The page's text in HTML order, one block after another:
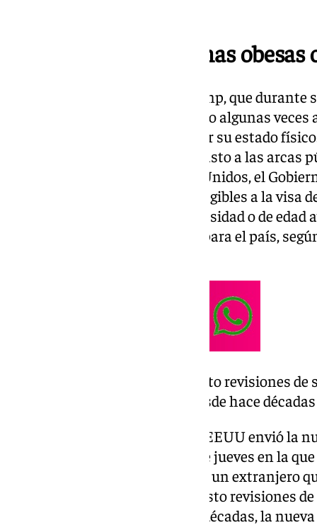
Inelegibles las personas
Otra idea de un rotundo de Trump, que
alguna vez precisamente ha sido algunas
consideran que está rollizo y por su estado
en una cuestión de salud y de gasto a las arcas
han informado desde Estados Unidos, el
de inmigración considerar inelegibles a la visa
problemas de salud como la obesidad o de edad
representar una carga pública para el país,
Estados Unidos ha impuesto revisiones
de la visa de inmigrante desde hace décadas
El Departamento de Estado de EEUU envió la
de embajadas y consulados este jueves en la
médicas que harían inelegible a un extranjero
bien, Estados Unidos ha impuesto revisiones
visa de inmigrante desde hace décadas, la